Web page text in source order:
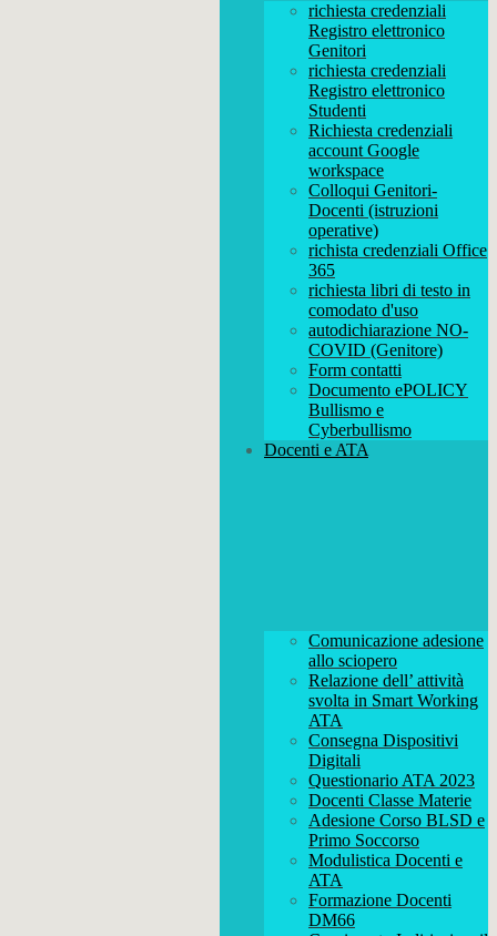
richiesta credenziali
Registro elettronico
Genitori
richiesta credenziali
Registro elettronico
Studenti
Richiesta credenziali
account Google
workspace
Colloqui Genitori-
Docenti (istruzioni
operative)
richista credenziali Office
365
richiesta libri di testo in
comodato d'uso
autodichiarazione NO-
COVID (Genitore)
Form contatti
Documento ePOLICY
Bullismo e
Cyberbullismo
Docenti e ATA
Comunicazione adesione
allo sciopero
Relazione dell’ attività
svolta in Smart Working
ATA
Consegna Dispositivi
Digitali
Questionario ATA 2023
Docenti Classe Materie
Adesione Corso BLSD e
Primo Soccorso
Modulistica Docenti e
ATA
Formazione Docenti
DM66